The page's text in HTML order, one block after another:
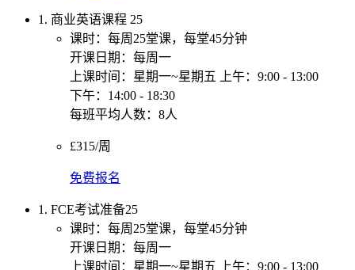
1. 商业英语课程 25
课时：每周25堂课，每堂45分钟
开课日期：每周一
上课时间：星期一~星期五 上午：9:00 - 13:00
下午：14:00 - 18:30
每班平均人数：8人
£315/周
免费报名
1. FCE考试准备25
课时：每周25堂课，每堂45分钟
开课日期：每周一
上课时间：星期一~星期五 上午：9:00 - 13:00